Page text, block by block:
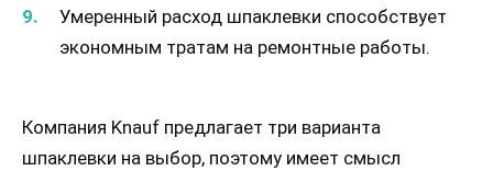
Умеренный расход шпаклевки способствует
экономным тратам на ремонтные работы.
Компания Knauf предлагает три варианта
шпаклевки на выбор, поэтому имеет смысл